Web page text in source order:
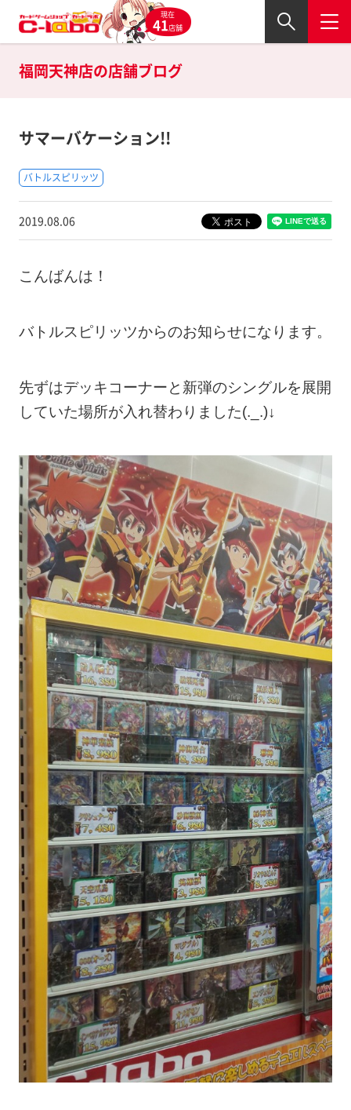
現在
41店舗
福岡天神店の店舗ブログ
サマーバケーション!!
バトルスピリッツ
2019.08.06
こんばんは！
バトルスピリッツからのお知らせになります。
先ずはデッキコーナーと新弾のシングルを展開
していた場所が入れ替わりました(._.)↓